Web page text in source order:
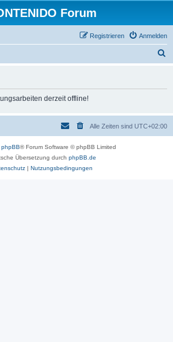
Forum
Anmelden
Registrieren
derzeit offline!
Alle Zeiten sind UTC+02:00
phpBB® Forum Software © phpBB Limited
Übersetzung durch phpBB.de
| Nutzungsbedingungen